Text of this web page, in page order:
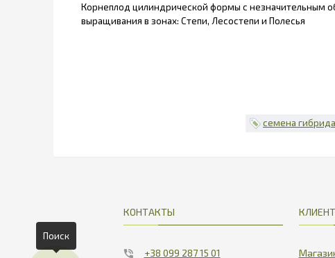
Корнеплод цилиндрической формы с незначительным
выращивания в зонах: Степи, Лесостепи и Полесья
семена
КОНТАКТЫ
+38 099 287 15 01
Поиск